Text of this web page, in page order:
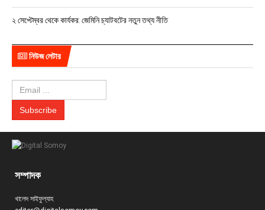
২ সেপ্টেম্বর থেকে কার্যকর: জেমিনি চ্যাটবটের নতুন তথ্য নীতি
নিউজ লেটার
সম্পাদক
খালেদ সাইফুল্যাহ